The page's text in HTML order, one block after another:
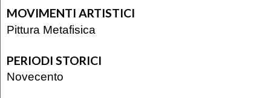
MOVIMENTI ARTISTICI
Pittura Metafisica
PERIODI STORICI
Novecento